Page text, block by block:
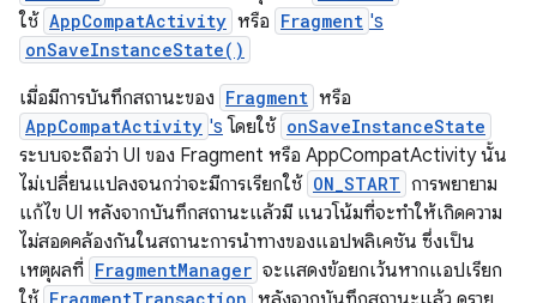
ใช้ AppCompatActivity หรือ Fragment 's
onSaveInstanceState()
เมื่อมีการบันทึกสถานะของ Fragment หรือ
AppCompatActivity 's โดยใช้ onSaveInstanceState
ระบบจะถือว่า UI ของ Fragment หรือ AppCompatActivity นั้น
ไม่เปลี่ยนแปลงจนกว่าจะมีการเรียกใช้ ON_START การพยายาม
แก้ไข UI หลังจากบันทึกสถานะแล้วมี แนวโน้มที่จะทำให้เกิดความ
ไม่สอดคล้องกันในสถานะการนำทางของแอปพลิเคชัน ซึ่งเป็น
เหตุผลที่ FragmentManager จะแสดงข้อยกเว้นหากแอปเรียก